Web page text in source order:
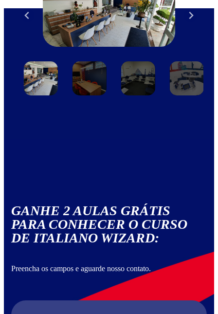
GANHE 2 AULAS GRÁTIS
PARA CONHECER O CURSO
DE ITALIANO WIZARD:
Preencha os campos e aguarde nosso contato.